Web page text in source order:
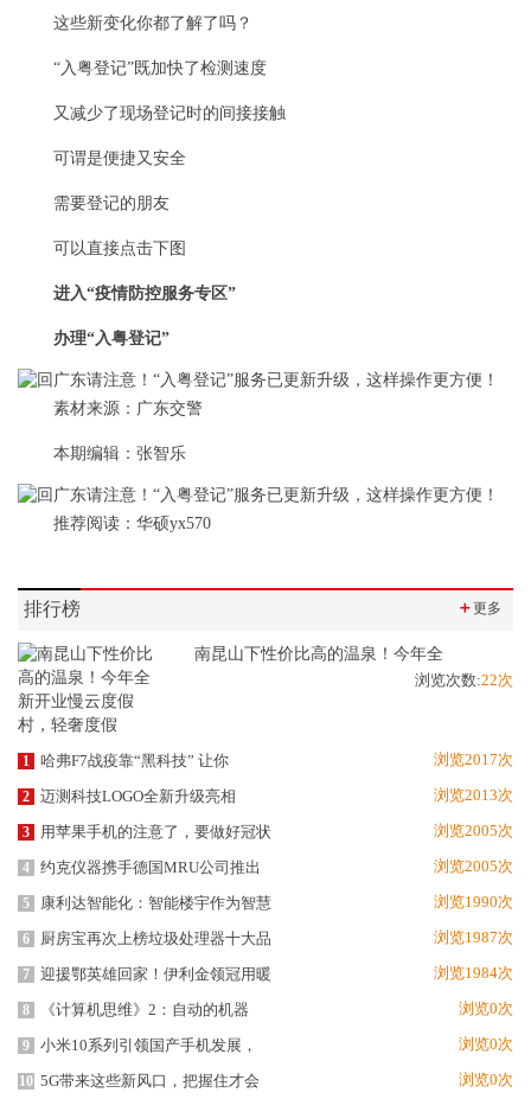
这些新变化你都了解了吗？
“入粤登记”既加快了检测速度
又减少了现场登记时的间接接触
可谓是便捷又安全
需要登记的朋友
可以直接点击下图
进入“疫情防控服务专区”
办理“入粤登记”
素材来源：广东交警
本期编辑：张智乐
推荐阅读： 华硕yx570
排行榜 ＋更多
南昆山下性价比高的温泉！今年全
浏览次数:22次
1 哈弗F7战疫靠“黑科技” 让你 浏览2017次
2 迈测科技LOGO全新升级亮相 浏览2013次
3 用苹果手机的注意了，要做好冠状 浏览2005次
4 约克仪器携手德国MRU公司推出 浏览2005次
5 康利达智能化：智能楼宇作为智慧 浏览1990次
6 厨房宝再次上榜垃圾处理器十大品 浏览1987次
7 迎援鄂英雄回家！伊利金领冠用暖 浏览1984次
8 《计算机思维》2：自动的机器 浏览0次
9 小米10系列引领国产手机发展， 浏览0次
10 5G带来这些新风口，把握住才会 浏览0次